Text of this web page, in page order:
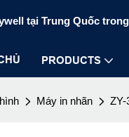
tại Trung Quốc
PRODUCTS
Máy in nhãn ZY-